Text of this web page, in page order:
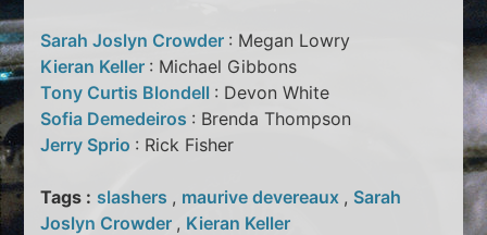
Sarah Joslyn Crowder : Megan Lowry
Kieran Keller : Michael Gibbons
Tony Curtis Blondell : Devon White
Sofia Demedeiros : Brenda Thompson
Jerry Sprio : Rick Fisher
Tags : slashers , maurive devereaux , Sarah
Joslyn Crowder , Kieran Keller